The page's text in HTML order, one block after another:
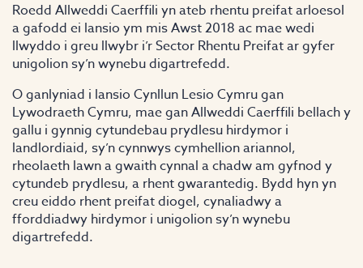
Roedd Allweddi Caerffili yn ateb rhentu preifat arloesol
a gafodd ei lansio ym mis Awst 2018 ac mae wedi
llwyddo i greu llwybr i’r Sector Rhentu Preifat ar gyfer
unigolion sy’n wynebu digartrefedd.
O ganlyniad i lansio Cynllun Lesio Cymru gan
Lywodraeth Cymru, mae gan Allweddi Caerffili bellach y
gallu i gynnig cytundebau prydlesu hirdymor i
landlordiaid, sy’n cynnwys cymhellion ariannol,
rheolaeth lawn a gwaith cynnal a chadw am gyfnod y
cytundeb prydlesu, a rhent gwarantedig. Bydd hyn yn
creu eiddo rhent preifat diogel, cynaliadwy a
fforddiadwy hirdymor i unigolion sy’n wynebu
digartrefedd.